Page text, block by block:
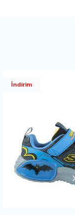
İndirim